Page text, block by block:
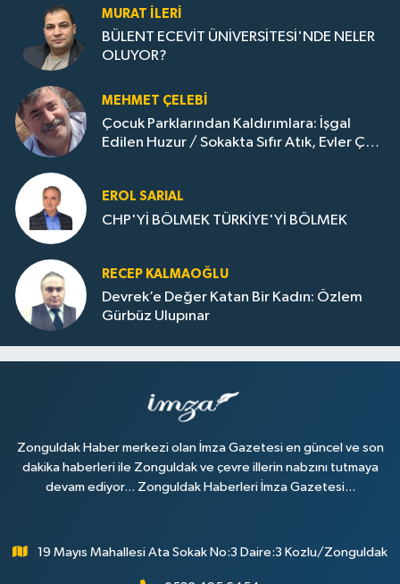
MURAT İLERI
BÜLENT ECEVİT ÜNİVERSİTESİ'NDE NELER
OLUYOR?
MEHMET ÇELEBI
Çocuk Parklarından Kaldırımlara: İşgal
Edilen Huzur / Sokakta Sıfır Atık, Evler Çöp
EROL SARIAL
CHP'Yİ BÖLMEK TÜRKİYE'Yİ BÖLMEK
RECEP KALMAOĞLU
Devrek’e Değer Katan Bir Kadın: Özlem
Gürbüz Ulupınar
Zonguldak Haber merkezi olan İmza Gazetesi en güncel ve son
dakika haberleri ile Zonguldak ve çevre illerin nabzını tutmaya
devam ediyor... Zonguldak Haberleri İmza Gazetesi...
19 Mayıs Mahallesi Ata Sokak No:3 Daire:3 Kozlu/Zonguldak